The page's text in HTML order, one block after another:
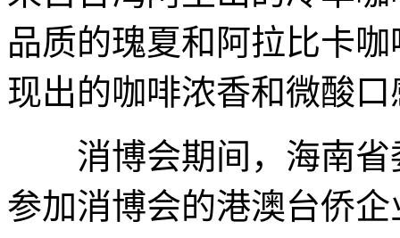
品质的瑰夏和阿拉比卡
现出的咖啡浓香和微酸
消博会期间，海南省
参加消博会的港澳台侨